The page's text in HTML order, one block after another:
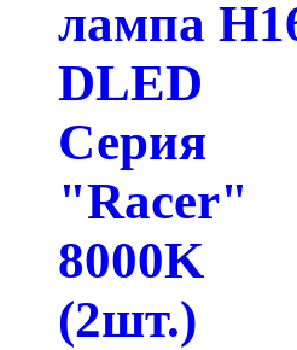
лампа
DLED
Серия
"Racer"
8000K
(2шт.)